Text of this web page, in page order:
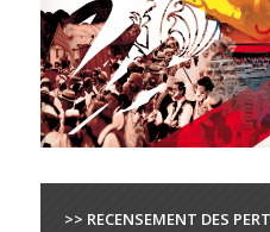
>> RECENSEMENT DES